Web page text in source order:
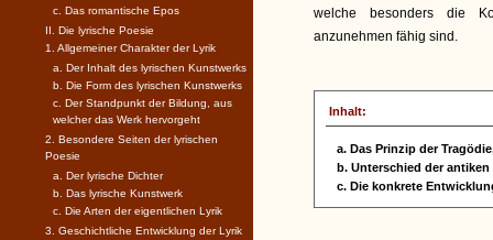
welche besonders die
anzunehmen fähig sind.
Inhalt:
a. Das Prinzip der
b. Unterschied der
c. Die konkrete
c. Das romantische Epos
II. Die lyrische Poesie
1. Allgemeiner Charakter der Lyrik
a. Der Inhalt des lyrischen Kunstwerks
b. Die Form des lyrischen Kunstwerks
c. Der Standpunkt der Bildung, aus
welcher das Werk hervorgeht
2. Besondere Seiten der lyrischen
Poesie
a. Der lyrische Dichter
b. Das lyrische Kunstwerk
c. Die Arten der eigentlichen Lyrik
3. Geschichtliche Entwicklung der Lyrik